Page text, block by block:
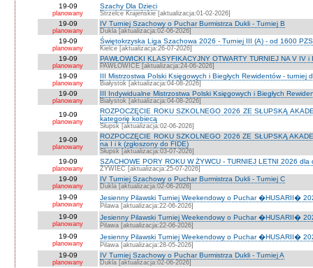
19-09
planowany
Szachy Dla Dzieci
Strzelce Krajeńskie [aktualizacja:01-02-2026]
19-09
planowany
IV Turniej Szachowy o Puchar Burmistrza Dukli - Turniej B
Dukla [aktualizacja:02-06-2026]
19-09
planowany
Świętokrzyska Liga Szachowa 2026 - Turniej III (A) - od 1600
Kielce [aktualizacja:26-07-2026]
19-09
planowany
PAWŁOWICKI KLASYFIKACYJNY OTWARTY TURNIEJ NA V IV i
PAWŁOWICE [aktualizacja:24-06-2026]
19-09
planowany
III Mistrzostwa Polski Księgowych i Biegłych Rewidentów - turniej
Białystok [aktualizacja:04-08-2026]
19-09
planowany
III Indywidualne Mistrzostwa Polski Księgowych i Biegłych
Białystok [aktualizacja:04-08-2026]
19-09
planowany
ROZPOCZĘCIE ROKU SZKOLNEGO 2026 ZE SŁUPSKĄ
kategorię kobiecą
Słupsk [aktualizacja:02-06-2026]
19-09
planowany
ROZPOCZĘCIE ROKU SZKOLNEGO 2026 ZE SŁUPSKĄ
na I i k (zgłoszony do FIDE)
Słupsk [aktualizacja:03-07-2026]
19-09
planowany
SZACHOWE PORY ROKU W ŻYWCU - TURNIEJ LETNI 2026 dla
ŻYWIEC [aktualizacja:25-07-2026]
19-09
planowany
IV Turniej Szachowy o Puchar Burmistrza Dukli - Turniej C
Dukla [aktualizacja:02-06-2026]
19-09
planowany
Jesienny Pilawski Turniej Weekendowy o Puchar �HUSARII�
Pilawa [aktualizacja:22-06-2026]
19-09
planowany
Jesienny Pilawski Turniej Weekendowy o Puchar �HUSARII�
Pilawa [aktualizacja:22-06-2026]
19-09
planowany
Jesienny Pilawski Turniej Weekendowy o Puchar �HUSARII�
Pilawa [aktualizacja:28-05-2026]
19-09
planowany
IV Turniej Szachowy o Puchar Burmistrza Dukli - Turniej A
Dukla [aktualizacja:02-06-2026]